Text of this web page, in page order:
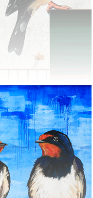
Inici
Mapa
Murals
El Projecte